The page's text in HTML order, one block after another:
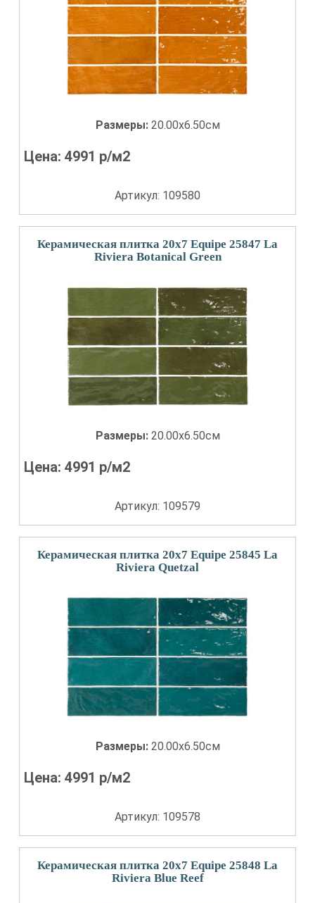
Размеры: 20.00x6.50см
Цена:4991 р/м2
Артикул: 109580
Керамическая плитка 20x7 Equipe 25847 La
Riviera Botanical Green
Размеры: 20.00x6.50см
Цена:4991 р/м2
Артикул: 109579
Керамическая плитка 20x7 Equipe 25845 La
Riviera Quetzal
Размеры: 20.00x6.50см
Цена:4991 р/м2
Артикул: 109578
Керамическая плитка 20x7 Equipe 25848 La
Riviera Blue Reef